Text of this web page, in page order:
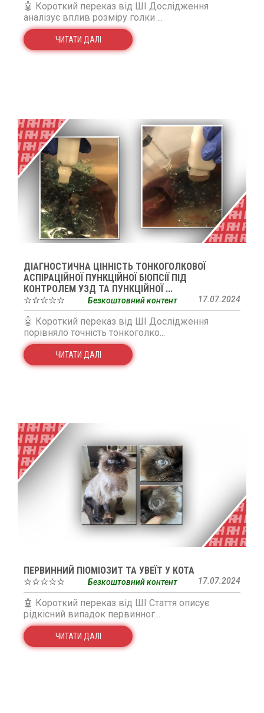
🤖 Короткий переказ від ШІ Дослідження
аналізує вплив розміру голки ...
ЧИТАТИ ДАЛІ
ДІАГНОСТИЧНА ЦІННІСТЬ ТОНКОГОЛКОВОЇ
АСПІРАЦІЙНОЇ ПУНКЦІЙНОЇ БІОПСІЇ ПІД
КОНТРОЛЕМ УЗД ТА ПУНКЦІЙНОЇ ...
☆☆☆☆☆
17.07.2024
Безкоштовний контент
🤖 Короткий переказ від ШІ Дослідження
порівняло точність тонкоголко...
ЧИТАТИ ДАЛІ
ПЕРВИННИЙ ПІОМІОЗИТ ТА УВЕЇТ У КОТА
☆☆☆☆☆
17.07.2024
Безкоштовний контент
🤖 Короткий переказ від ШІ Стаття описує
рідкісний випадок первинног...
ЧИТАТИ ДАЛІ